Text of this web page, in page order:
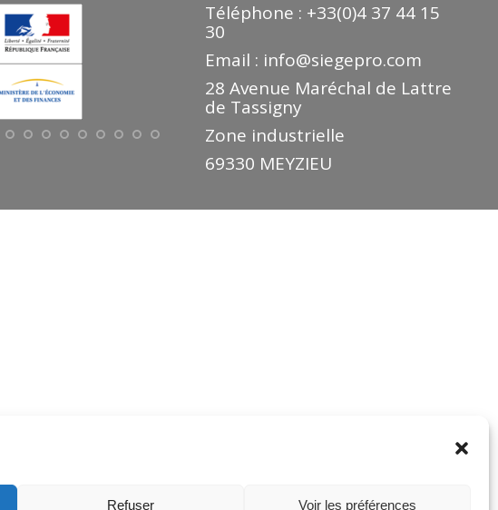
Refuser Voir les préférences
Téléphone : +33(0)4 37 44 15
30
Email : info@siegepro.com
28 Avenue Maréchal de Lattre
de Tassigny
Zone industrielle
69330 MEYZIEU